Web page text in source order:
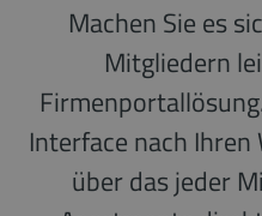
Machen Sie es
Mitgliedern
Interface nach
über das jeder